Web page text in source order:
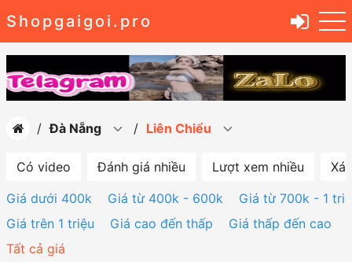
Shopgaigoi.pro
Đà Nẵng Liên Chiểu
Có video Đánh giá nhiều Lượt xem nhiều
Giá dưới 400k
Giá từ 400k - 600k
Giá từ 700k - 1
Giá trên 1 triệu
Giá cao đến thấp
Giá thấp đến cao
Tất cả giá